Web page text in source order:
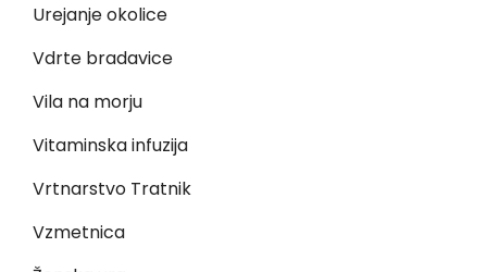
Urejanje okolice
Vdrte bradavice
Vila na morju
Vitaminska infuzija
Vrtnarstvo Tratnik
Vzmetnica